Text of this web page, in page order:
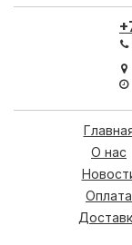
О нас
Оплата